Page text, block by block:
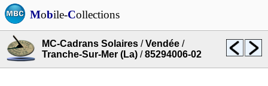
Mobile-Collections
MC-Cadrans Solaires /Vendée /
Tranche-Sur-Mer (La) /85294006-02